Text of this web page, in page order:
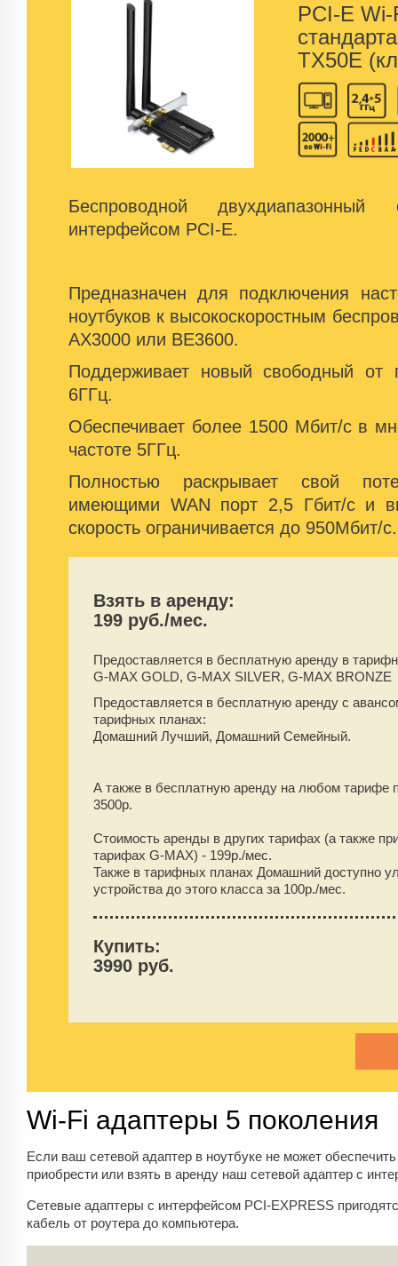
PCI-E Wi-
TX50E
Беспроводной
интерфейсом PCI-E.
Предназначен для подключения
ноутбуков к высокоскоростным
AX3000 или BE3600.
Поддерживает новый свободный от
6ГГц.
Обеспечивает более 1500 Мбит/с в
частоте 5ГГц.
Полностью раскрывает свой
имеющими WAN порт 2,5 Гбит/с и
скорость ограничивается до 950Мбит/с.
Взять в аренду:
199 руб./мес.
Предоставляется в бесплатную аренду в
G-MAX GOLD, G-MAX SILVER, G-MAX BRONZE
Предоставляется в бесплатную аренду с
тарифных планах:
Домашний Лучший, Домашний Семейный.
А также в бесплатную аренду на любом тарифе
3500р.
Стоимость аренды в других тарифах (а также
тарифах G-MAX) - 199р./мес.
Также в тарифных планах Домашний доступно
устройства до этого класса за 100р./мес.
Купить:
3990 руб.
Wi-Fi адаптеры 5 поколения
Если ваш сетевой адаптер в ноутбуке не может
приобрести или взять в аренду наш сетевой адаптер с
Сетевые адаптеры с интерфейсом PCI-EXPRESS
кабель от роутера до компьютера.